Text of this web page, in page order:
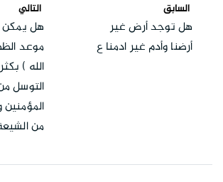
السابق
هل توجد أرض غير
أرضنا وأدم غير ادمنا ع
التالي
هل يمكن
موعد
الله )
التوسل
من